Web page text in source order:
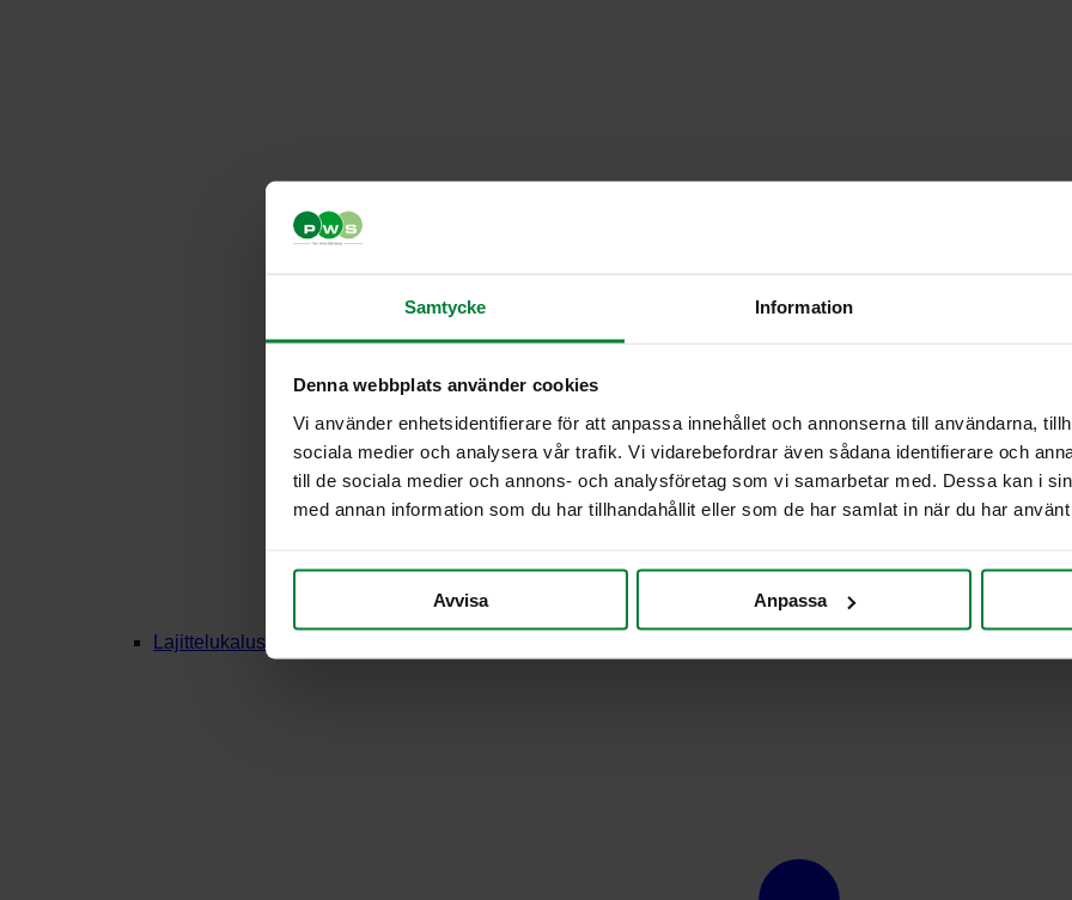
Samtycke Information
Denna webbplats använder cookies
Vi använder enhetsidentifierare för att anpassa innehållet och annonserna till användarna,
sociala medier och analysera vår trafik. Vi vidarebefordrar även sådana identifierare och
till de sociala medier och annons- och analysföretag som vi samarbetar med. Dessa kan i
med annan information som du har tillhandahållit eller som de har samlat in när du har
Avvisa Anpassa
Lajittelukalusteet Puu